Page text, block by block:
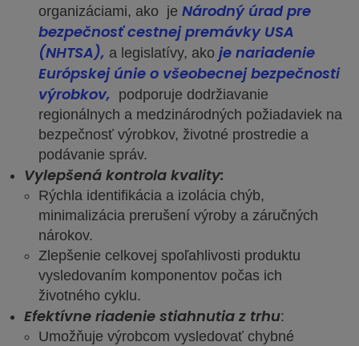
organizáciami, ako je Národný úrad pre
bezpečnosť cestnej premávky USA
(NHTSA), a legislatívy, ako je nariadenie
Európskej únie o všeobecnej bezpečnosti
výrobkov, podporuje dodržiavanie
regionálnych a medzinárodných požiadaviek na
bezpečnosť výrobkov, životné prostredie a
podávanie správ.
Vylepšená kontrola kvality:
Rýchla identifikácia a izolácia chýb,
minimalizácia prerušení výroby a záručných
nárokov.
Zlepšenie celkovej spoľahlivosti produktu
vysledovaním komponentov počas ich
životného cyklu.
Efektívne riadenie stiahnutia z trhu:
Umožňuje výrobcom vysledovať chybné